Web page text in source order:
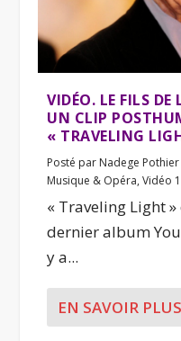
VIDÉO. LE FILS
UN CLIP
« TRAVELING
Posté par Nadege Pothier
Musique & Opéra,Vidéo
« Traveling Light
dernier album
y a...
EN SAVOIR PLUS